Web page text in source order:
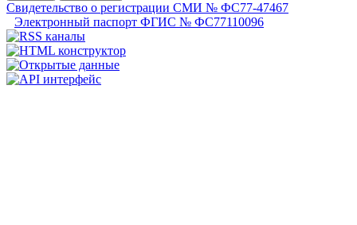
Свидетельство о регистрации СМИ № ФС77-47467
Электронный паспорт ФГИС № ФС77110096